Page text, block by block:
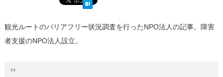
観光ルートのバリアフリー状況調査を行ったNPO法人の記事。障害
者支援のNPO法人設立。